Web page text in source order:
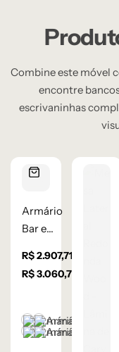
Combine este móvel
encontre
escrivaninhas
Armário
Bar e
Wood –
Lâmina de
Natural
R$2.907,71
R$3.060,75
Castanho
Champanhe
Cinza Grafite
Ébano